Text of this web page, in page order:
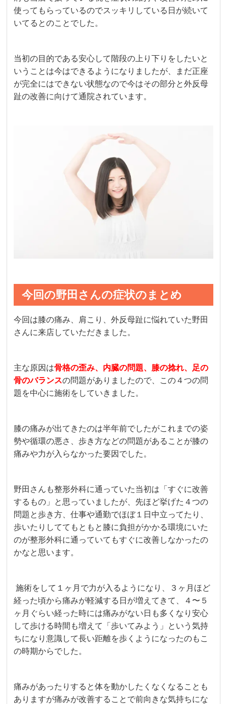
使ってもらっているのでスッキリしている日が続いて
いてるとのことでした。
当初の目的である安心して階段の上り下りをしたいと
いうことは今はできるようになりましたが、まだ正座
が完全にはできない状態なので今はその部分と外反母
趾の改善に向けて通院されています。
今回の野田さんの症状のまとめ
今回は膝の痛み、肩こり、外反母趾に悩れていた野田
さんに来店していただきました。
主な原因は骨格の歪み、内臓の問題、膝の捻れ、足の
骨のバランスの問題がありましたので、この４つの問
題を中心に施術をしていきました。
膝の痛みが出てきたのは半年前でしたがこれまでの姿
勢や循環の悪さ、歩き方などの問題があることが膝の
痛みや力が入らなかった要因でした。
野田さんも整形外科に通っていた当初は「すぐに改善
するもの」と思っていましたが、先ほど挙げた４つの
問題と歩き方、仕事や通勤でほぼ１日中立ってたり、
歩いたりしててもともと膝に負担がかかる環境にいた
のが整形外科に通っていてもすぐに改善しなかったの
かなと思います。
施術をして１ヶ月で力が入るようになり、３ヶ月ほど
経った頃から痛みが軽減する日が増えてきて、４〜５
ヶ月ぐらい経った時には痛みがない日も多くなり安心
して歩ける時間も増えて「歩いてみよう」という気持
ちになり意識して長い距離を歩くようになったのもこ
の時期からでした。
痛みがあったりすると体を動かしたくなくなることも
ありますが痛みが改善することで前向きな気持ちにな